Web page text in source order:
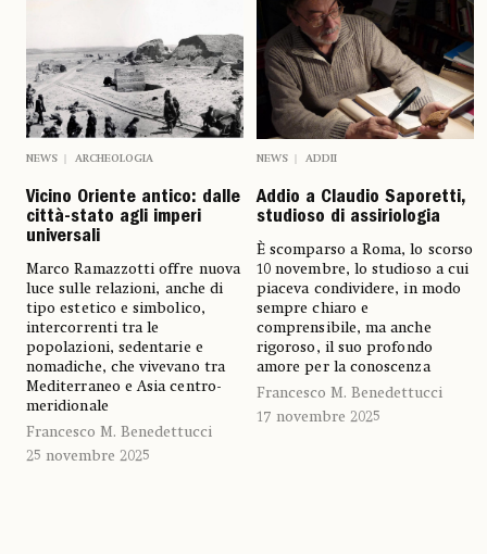
NEWS ARCHEOLOGIA
Vicino Oriente antico: dalle
città-stato agli imperi
universali
Marco Ramazzotti offre nuova
luce sulle relazioni, anche di
tipo estetico e simbolico,
intercorrenti tra le
popolazioni, sedentarie e
nomadiche, che vivevano tra
Mediterraneo e Asia centro-
meridionale
Francesco M. Benedettucci
25 novembre 2025
NEWS ADDII
Addio a Claudio Saporetti,
studioso di assiriologia
È scomparso a Roma, lo scorso
10 novembre, lo studioso a cui
piaceva condividere, in modo
sempre chiaro e
comprensibile, ma anche
rigoroso, il suo profondo
amore per la conoscenza
Francesco M. Benedettucci
17 novembre 2025